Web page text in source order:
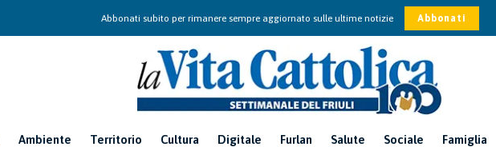
Abbonati subito per rimanere sempre aggiornato sulle ultime notizie Abbonati
Ambiente Territorio Cultura Digitale Furlan Salute Sociale Famiglia